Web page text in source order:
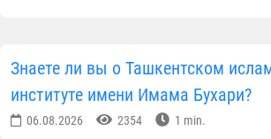
Знаете ли вы о Ташкентском
институте имени Имама Бухари?
06.08.2026 2354 1 min.